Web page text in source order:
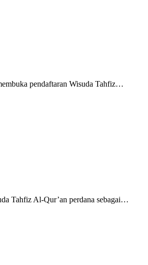
pendaftaran Wisuda Tahfiz…
Tahfiz Al-Qur’an perdana sebagai…